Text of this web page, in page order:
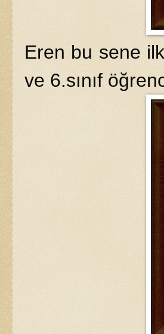
Eren bu sene
ve 6.sınıf